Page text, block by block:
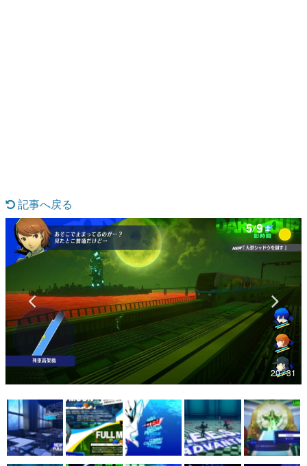
カテゴリ
特集記事
マンガ
女性向け
アプリレビュー
その他
電ファミニコゲーマーとは？
運営：株式会社マレ
記事へ戻る
20 / 31